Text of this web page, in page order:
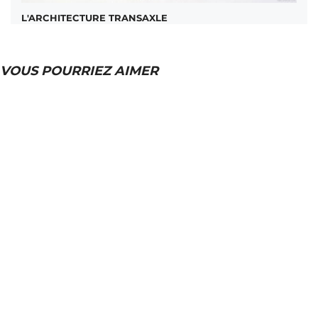
L'ARCHITECTURE TRANSAXLE
VOUS POURRIEZ AIMER